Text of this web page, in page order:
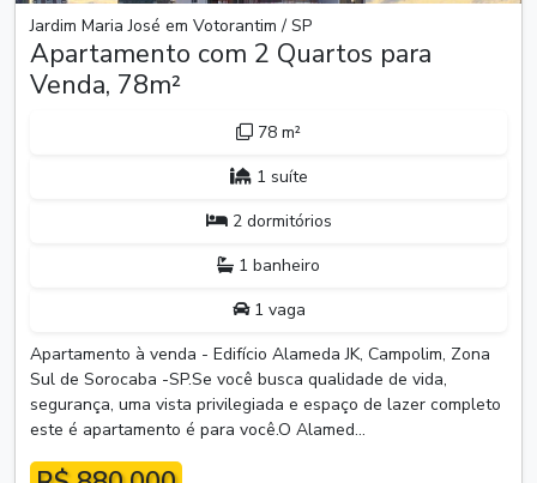
Jardim Maria José em Votorantim / SP
Apartamento com 2 Quartos para
Venda, 78m²
78 m²
1 suíte
2 dormitórios
1 banheiro
1 vaga
Apartamento à venda - Edifício Alameda JK, Campolim, Zona
Sul de Sorocaba -SP.Se você busca qualidade de vida,
segurança, uma vista privilegiada e espaço de lazer completo
este é apartamento é para você.O Alamed...